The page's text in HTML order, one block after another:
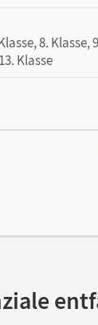
8. Klasse,
Klasse